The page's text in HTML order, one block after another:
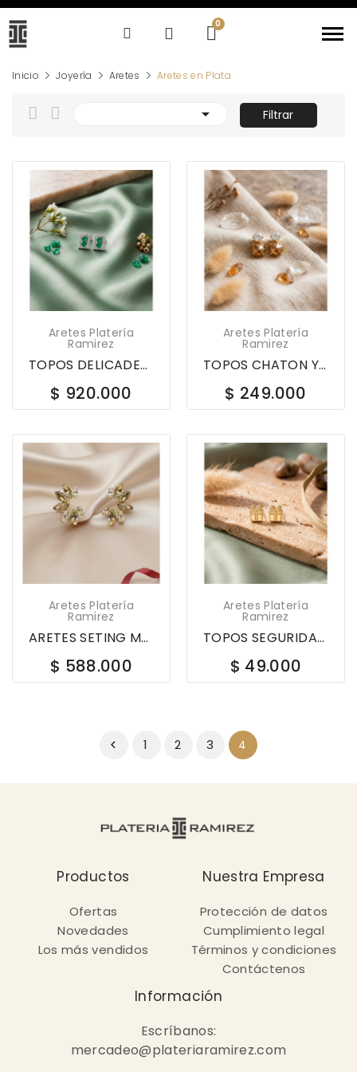
Inicio Joyería Aretes Aretes en Plata
 Filtrar
Aretes Platería
Ramirez
TOPOS DELICADEZA ESMERALDA JOYERIA EN PLATA...
$ 920.000
Aretes Platería
Ramirez
TOPOS CHATON Y RIVOLI JOYERIA EN PLATA 9537-1
$ 249.000
Aretes Platería
Ramirez
ARETES SETING MEDIA LUNA JOYERIA EN PLATA 9170-1
$ 588.000
Aretes Platería
Ramirez
TOPOS SEGURIDAD DORADOS MODELO SURTIDO JOYERIA...
$ 49.000
 1 2 3 4
Productos
Ofertas
Novedades
Los más vendidos
Nuestra Empresa
Protección de datos
Cumplimiento legal
Términos y condiciones
Contáctenos
Información
Escríbanos:
mercadeo@plateriaramirez.com